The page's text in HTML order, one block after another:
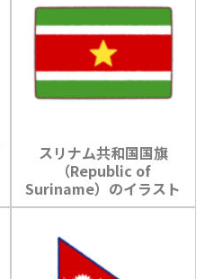
スリナム共和国国旗
（Republic of
Suriname）のイラスト